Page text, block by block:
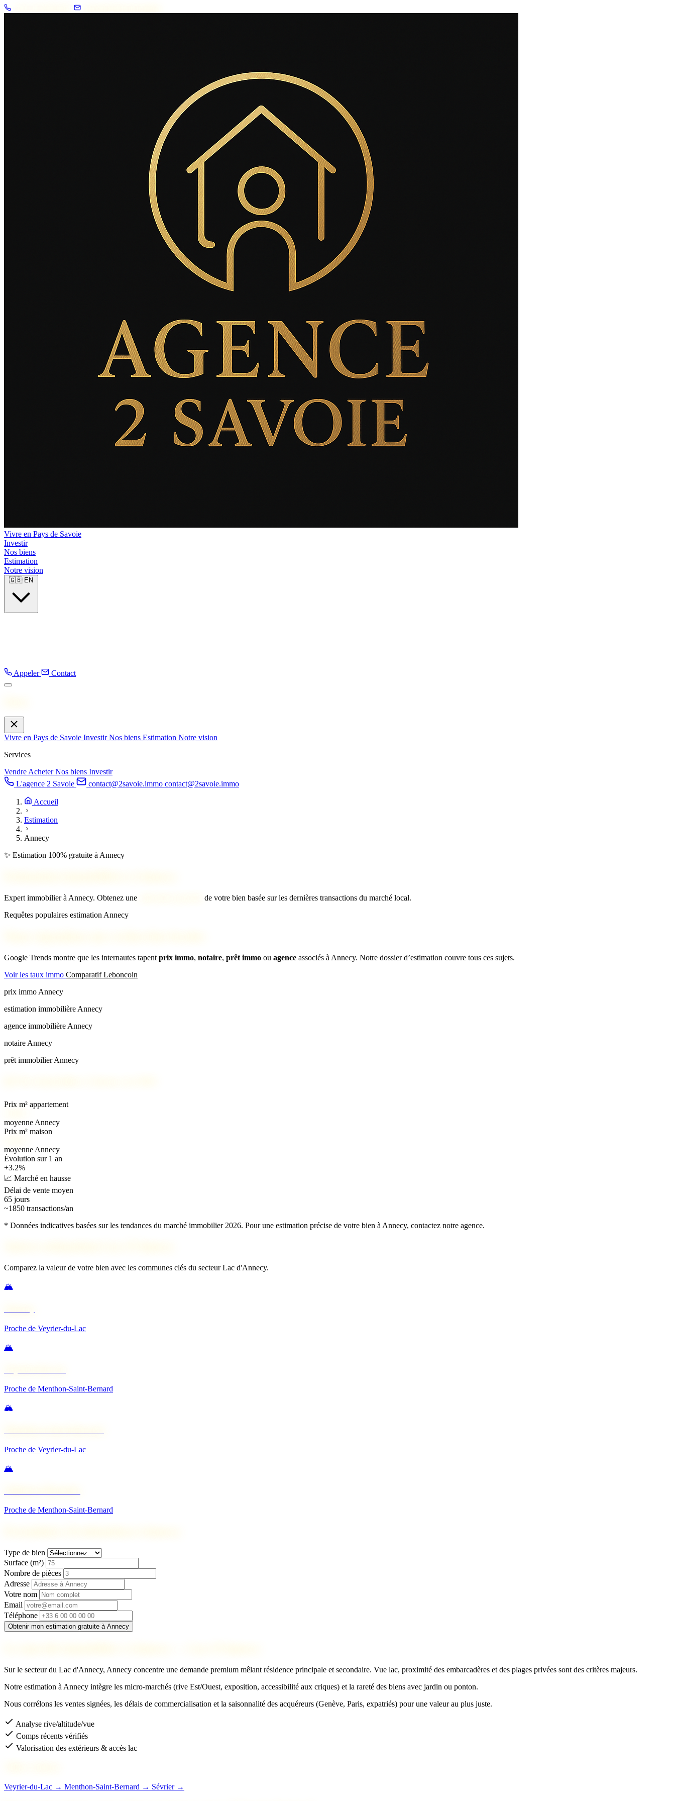
Vivre en Pays de Savoie
Investir
Nos biens
Estimation
Notre vision
🇬🇧 EN
Appeler Contact
Vivre en Pays de Savoie InvestirNos biens Estimation Notre vision
Services
VendreAcheterNos biens Investir
L'agence 2 Savoie
contact@2savoie.immo contact@2savoie.immo
Accueil
Estimation
Annecy
✨ Estimation 100% gratuite à Annecy
Expert immobilier à Annecy. Obtenez une
de votre bien basée sur les dernières transactions du marché local.
Requêtes populaires estimation Annecy
Google Trends montre que les internautes tapent prix immo, notaire, prêt immo ou agence associés à Annecy. Notre dossier d’estimation couvre tous ces sujets.
Voir les taux immo Comparatif Leboncoin
prix immo Annecy
estimation immobilière Annecy
agence immobilière Annecy
notaire Annecy
prêt immobilier Annecy
Prix m² appartement
moyenne Annecy
Prix m² maison
moyenne Annecy
Évolution sur 1 an
+3.2%
📈 Marché en hausse
Délai de vente moyen
65 jours
~1850 transactions/an
* Données indicatives basées sur les tendances du marché immobilier 2026. Pour une estimation précise de votre bien à Annecy, contactez notre agence.
Comparez la valeur de votre bien avec les communes clés du secteur Lac d'Annecy.
🏔️
Proche de Veyrier-du-Lac
🏔️
Proche de Menthon-Saint-Bernard
🏔️
Proche de Veyrier-du-Lac
🏔️
Proche de Menthon-Saint-Bernard
Type de bien
Surface (m²)
Nombre de pièces
Adresse
Votre nom
Email
Téléphone
Obtenir mon estimation gratuite à Annecy
Sur le secteur du Lac d'Annecy, Annecy concentre une demande premium mêlant résidence principale et secondaire. Vue lac, proximité des embarcadères et des plages privées sont des critères majeurs.
Notre estimation à Annecy intègre les micro-marchés (rive Est/Ouest, exposition, accessibilité aux criques) et la rareté des biens avec jardin ou ponton.
Nous corrélons les ventes signées, les délais de commercialisation et la saisonnalité des acquéreurs (Genève, Paris, expatriés) pour une valeur au plus juste.
Analyse rive/altitude/vue
Comps récents vérifiés
Valorisation des extérieurs & accès lac
Veyrier-du-Lac → Menthon-Saint-Bernard → Sévrier →